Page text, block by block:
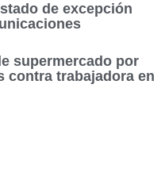
de excepción
supermercado por
contra trabajadora en